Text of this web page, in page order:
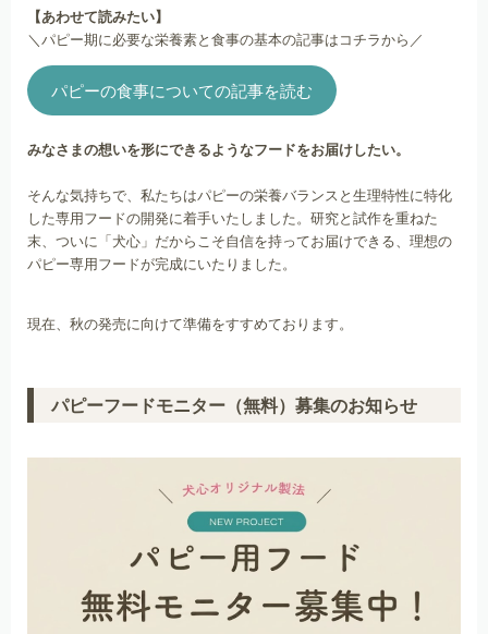
【あわせて読みたい】
＼パピー期に必要な栄養素と食事の基本の記事はコチラから／
パピーの食事についての記事を読む
みなさまの想いを形にできるようなフードをお届けしたい。
そんな気持ちで、私たちはパピーの栄養バランスと生理特性に特化
した専用フードの開発に着手いたしました。研究と試作を重ねた
末、ついに「犬心」だからこそ自信を持ってお届けできる、理想の
パピー専用フードが完成にいたりました。
現在、秋の発売に向けて準備をすすめております。
パピーフードモニター（無料）募集のお知らせ